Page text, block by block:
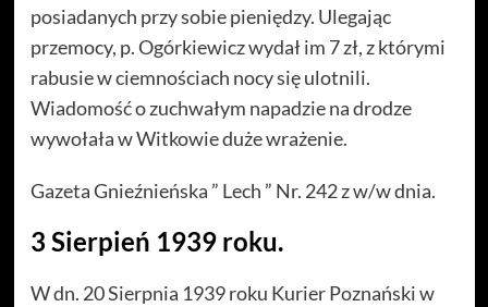
posiadanych przy sobie pieniędzy. Ulegając
przemocy, p. Ogórkiewicz wydał im 7 zł, z którymi
rabusie w ciemnościach nocy się ulotnili.
Wiadomość o zuchwałym napadzie na drodze
wywołała w Witkowie duże wrażenie.
Gazeta Gnieźnieńska ” Lech ” Nr. 242 z w/w dnia.
3 Sierpień 1939 roku.
W dn. 20 Sierpnia 1939 roku Kurier Poznański w